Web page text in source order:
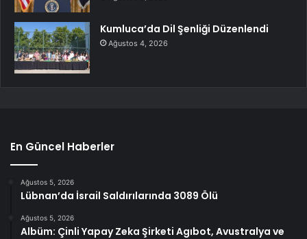
Kumluca’da Dil Şenliği Düzenlendi
Ağustos 4, 2026
En Güncel Haberler
Ağustos 5, 2026
Lübnan’da İsrail Saldırılarında 3089 Ölü
Ağustos 5, 2026
Albüm: Çinli Yapay Zeka Şirketi Agıbot, Avustralya ve